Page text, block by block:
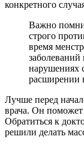
конкретного
Важно
строго
время
заболеваний
нарушениях
расширении
Лучше перед
врача. Он поможет
Обратиться к
решили делать